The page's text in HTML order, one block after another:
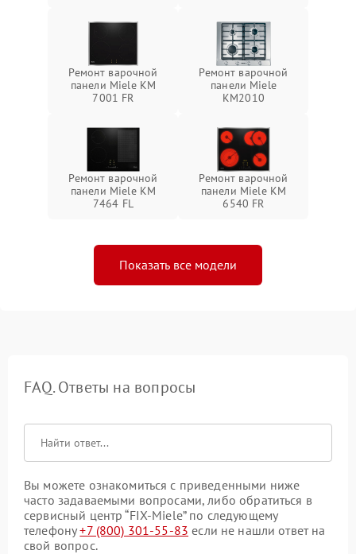
Ремонт варочной
панели Miele KM
7001 FR
Ремонт варочной
панели Miele
KM2010
Ремонт варочной
панели Miele KM
7464 FL
Ремонт варочной
панели Miele KM
6540 FR
Показать все модели
FAQ. Ответы на вопросы
Вы можете ознакомиться с приведенными ниже
часто задаваемыми вопросами, либо обратиться в
сервисный центр “FIX-Miele” по следующему
телефону+7 (800) 301-55-83 если не нашли ответ на
свой вопрос.